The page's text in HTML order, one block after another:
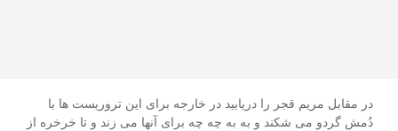
در مقابل مریم قجر را دریابید در خارجه برای این تروریست ها با
دُمش گردو می شکند و به به چه چه برای آنها می زند و تا خرخره از